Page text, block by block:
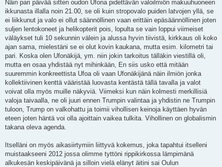
Näin pari päivää sitten oudon Ufona pidettävän valoilmiön makuuhuoneen
ikkunasta illalla noin 21.00, se oli kuin stropovalo puiden latvojen yllä, se
ei liikkunut ja valo ei ollut säännöllinen vaan erittäin epäsäännöllinen joten
suljen lentokoneet ja helikopterit pois, lopulta se vain loppui viimeiset
väläykset tuli 10 sekunnin välein ja alussa hyvin tiivistä, kirkkaus oli koko
ajan sama, mielestäni se ei olut kovin kaukana, mutta esim. kilometri tai
pari. Koska olen Ufonäkijä, ym. niin jokin tarkoitus tälläkin viestillä oli,
mutta en osaa yhdistää nyt mihinkään, En siis usko että mitään
suuremmin konkreettista Ufoa oli vaan Ufonäkijänä näin ilmiön jonka
kollektiivinen kenttä vääristää luovasta kentästä tällä tavalla ja valot
voivat olla myös muille näkyviä. Viimeksi kun näin kolmesti merkillisiä
valoja taivaalla, ne oli juuri ennen Trumpin valintaa ja yhdistin ne Trumpin
tuloon, Trump on valkohattu ja toimii vihollisen keinoja käyttäen hyvän
eteen joten häntä voi olla ajoittain vaikea tulkita. Vihollinen on globalismin
takana oleva agenda.
Itselläni on myös aikasiirtymiin liittyvä kokemus, joka tapahtui itselleni
muistaakseeni 2012 jossa olimme tyttöni rippikirkossa lämpimänä
alkukesän keskipäivänä ja silloin vielä elänyt äitini sai Oulun